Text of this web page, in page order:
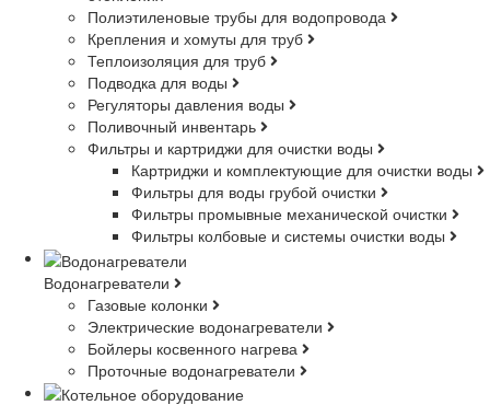
Полиэтиленовые трубы для водопровода
Крепления и хомуты для труб
Теплоизоляция для труб
Подводка для воды
Регуляторы давления воды
Поливочный инвентарь
Фильтры и картриджи для очистки воды
Картриджи и комплектующие для очистки воды
Фильтры для воды грубой очистки
Фильтры промывные механической очистки
Фильтры колбовые и системы очистки воды
Водонагреватели
Газовые колонки
Электрические водонагреватели
Бойлеры косвенного нагрева
Проточные водонагреватели